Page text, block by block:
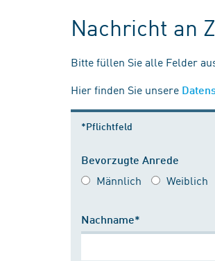
Nachricht an
Bitte füllen Sie alle Felder
Hier finden Sie unsere
*Pflichtfeld
Bevorzugte Anrede
Männlich Weiblich
Nachname*